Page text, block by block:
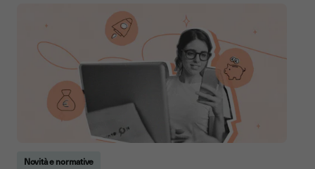
Novità e normative